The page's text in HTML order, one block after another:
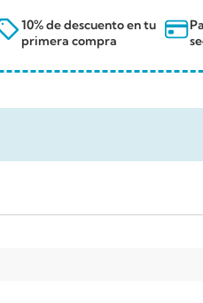
10% de descuento en tu
primera compra